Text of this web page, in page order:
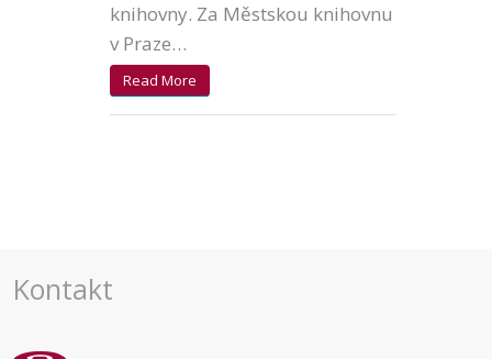
knihovny. Za Městskou knihovnu
v Praze…
Read More
Kontakt